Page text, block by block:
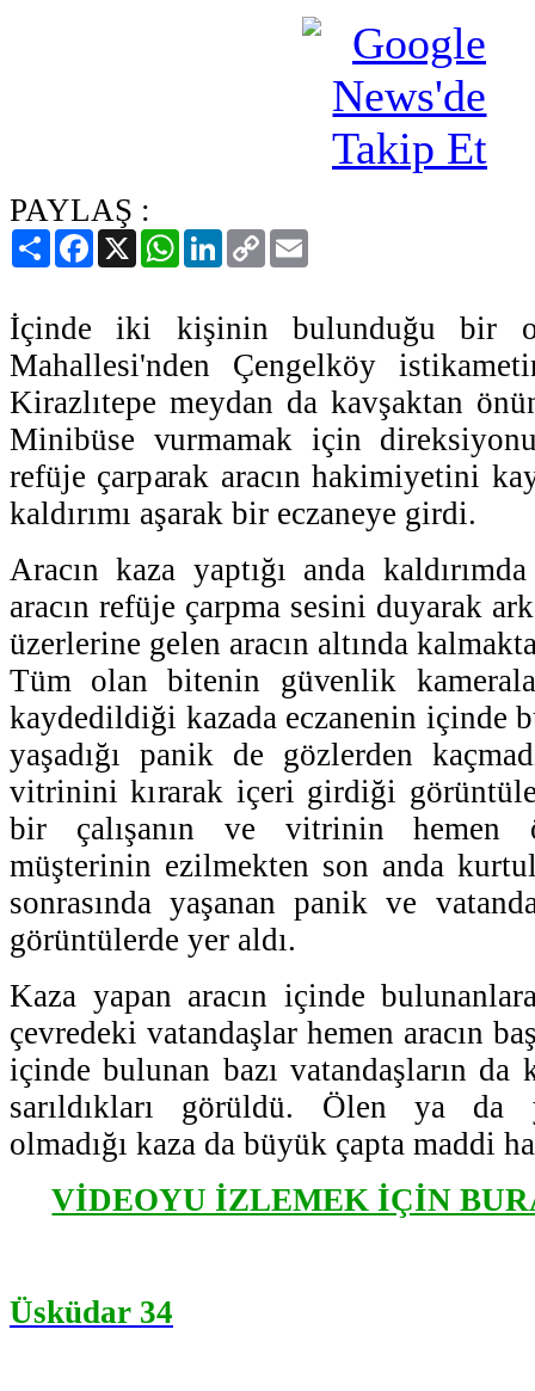
PAYLAŞ :
PaylaşFacebook
X WhatsAppLinkedIn
Copy
Link
İçinde iki kişinin bulunduğu bir
Mahallesi'nden Çengelköy
Kirazlıtepe meydan da kavşaktan
Minibüse vurmamak için
refüje çarparak aracın hakimiyetini
kaldırımı aşarak bir eczaneye girdi.
Aracın kaza yaptığı anda
aracın refüje çarpma sesini duyarak
üzerlerine gelen aracın altında
Tüm olan bitenin güvenlik
kaydedildiği kazada eczanenin içinde
yaşadığı panik de gözlerden
vitrinini kırarak içeri girdiği
bir çalışanın ve vitrinin hemen
müşterinin ezilmekten son anda
sonrasında yaşanan panik ve
görüntülerde yer aldı.
Kaza yapan aracın içinde
çevredeki vatandaşlar hemen aracın
içinde bulunan bazı vatandaşların
sarıldıkları görüldü. Ölen ya da
olmadığı kaza da büyük çapta maddi
VİDEOYU İZLEMEK İÇİN
Üsküdar 34